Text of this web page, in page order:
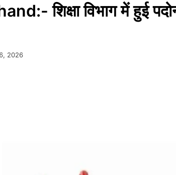
शिक्षा विभाग में हुई
2026